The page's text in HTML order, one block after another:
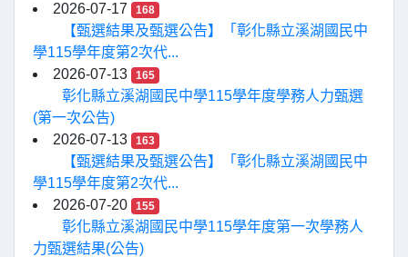
2026-07-17
168
【甄選結果及甄選公告】「彰化縣立溪湖國民中
學115學年度第2次代...
2026-07-13
165
彰化縣立溪湖國民中學115學年度學務人力甄選
(第一次公告)
2026-07-13
163
【甄選結果及甄選公告】「彰化縣立溪湖國民中
學115學年度第2次代...
2026-07-20
155
彰化縣立溪湖國民中學115學年度第一次學務人
力甄選結果(公告)